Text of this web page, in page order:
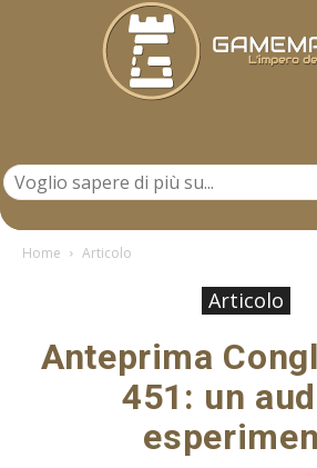
Home Articolo
Articolo
Anteprima
451: un